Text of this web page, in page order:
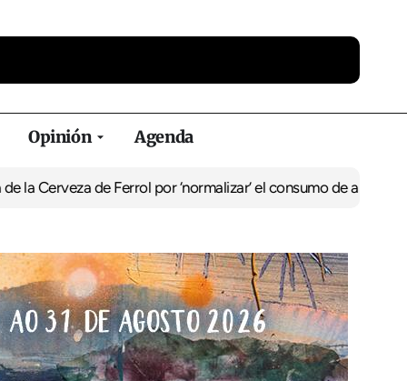
Opinión Agenda
Ferrol por ‘normalizar’ el consumo de alcoholDe Perlío a